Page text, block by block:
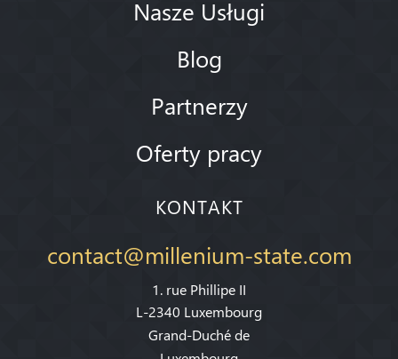
Nasze Usługi
Blog
Partnerzy
Oferty pracy
KONTAKT
contact@millenium-state.com
1. rue Phillipe II
L-2340 Luxembourg
Grand-Duché de